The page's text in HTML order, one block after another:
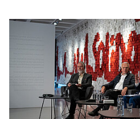
Bildergalerie überspringen